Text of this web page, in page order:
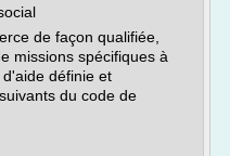
de façon qualifiée,
missions spécifiques à
définie et
du code de